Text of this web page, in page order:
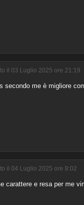
il 03 Luglio 2025 ore 21:19
secondo me è migliore
il 04 Luglio 2025 ore 8:02
carattere e resa per me